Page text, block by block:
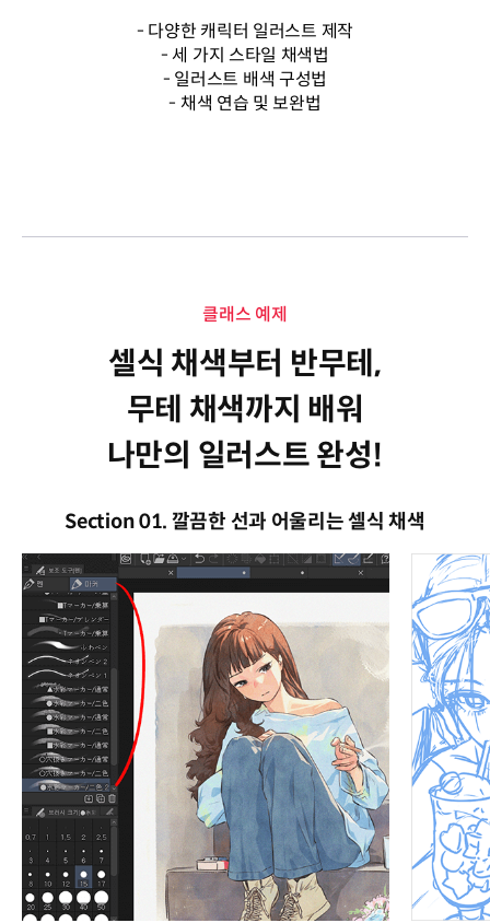
- 다양한 캐릭터 일러스트 제작
- 세 가지 스타일 채색법
- 일러스트 배색 구성법
- 채색 연습 및 보완법
클래스 예제
셀식 채색부터 반무테,
무테 채색까지 배워
나만의 일러스트 완성!
Section 01. 깔끔한 선과 어울리는 셀식 채색